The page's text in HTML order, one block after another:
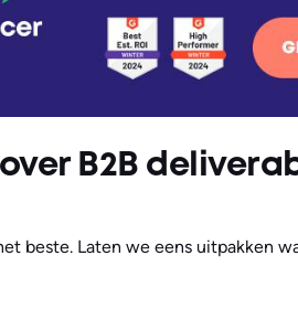
B2B
beste. Laten we eens uitpakken